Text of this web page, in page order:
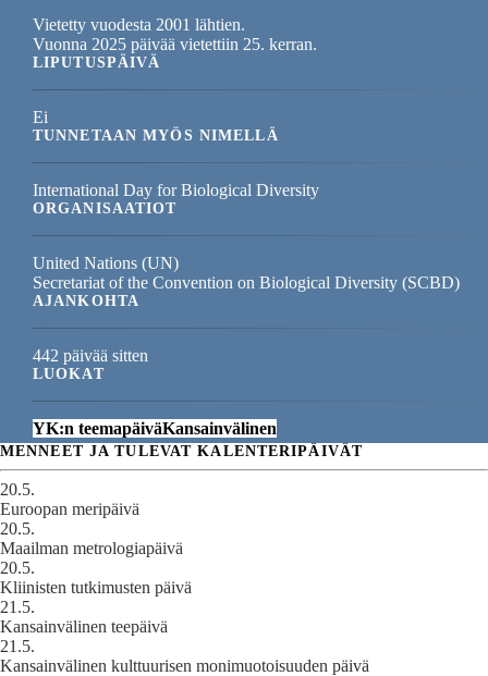
Vietetty vuodesta 2001 lähtien.
Vuonna 2025 päivää vietettiin 25. kerran.
LIPUTUSPÄIVÄ
Ei
TUNNETAAN MYÖS NIMELLÄ
International Day for Biological Diversity
ORGANISAATIOT
United Nations (UN)
Secretariat of the Convention on Biological Diversity (SCBD)
AJANKOHTA
442 päivää sitten
LUOKAT
YK:n teemapäiväKansainvälinen
MENNEET JA TULEVAT KALENTERIPÄIVÄT
20.5.
Euroopan meripäivä
20.5.
Maailman metrologiapäivä
20.5.
Kliinisten tutkimusten päivä
21.5.
Kansainvälinen teepäivä
21.5.
Kansainvälinen kulttuurisen monimuotoisuuden päivä